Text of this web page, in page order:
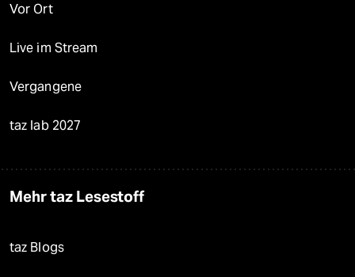
Vor Ort
Live im Stream
Vergangene
taz lab 2027
Mehr taz Lesestoff
taz Blogs